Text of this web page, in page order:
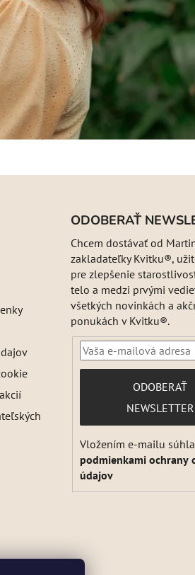
ODOBERAŤ
Chcem dostávať od
zakladateľky Kvitku®,
pre zlepšenie
telo a medzi prvými
všetkých novinkách a
ponukách v Kvitku®.
PRIHLÁSIŤ
SA
ODOBERAŤ
NEWSLETTER
Vložením e-mailu
podmienkami ochrany
údajov